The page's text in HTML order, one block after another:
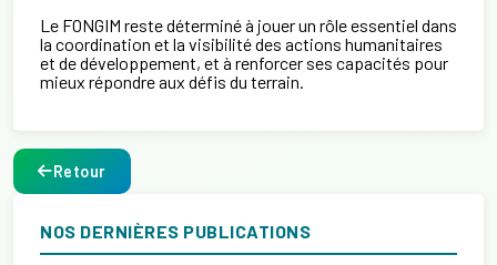
Le FONGIM reste déterminé à jouer un rôle essentiel dans
la coordination et la visibilité des actions humanitaires
et de développement, et à renforcer ses capacités pour
mieux répondre aux défis du terrain.
Retour
NOS DERNIÈRES PUBLICATIONS